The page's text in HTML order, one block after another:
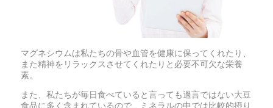
マグネシウムは私たちの骨や血管を健康に保ってくれたり、
また精神をリラックスさせてくれたりと必要不可欠な栄養
素。
また、私たちが毎日食べていると言っても過言ではない大豆
食品に多く含まれているので、ミネラルの中では比較的摂り